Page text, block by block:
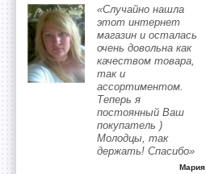
«Случайно нашла
этот интернет
магазин и осталась
очень довольна как
качеством товара,
так и
ассортиментом.
Теперь я
постоянный Ваш
покупатель )
Молодцы, так
держать! Спасибо»
Мария